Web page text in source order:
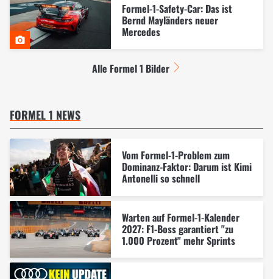
Formel-1-Safety-Car: Das ist
Bernd Mayländers neuer
Mercedes
Alle Formel 1 Bilder
FORMEL 1 NEWS
Vom Formel-1-Problem zum
Dominanz-Faktor: Darum ist Kimi
Antonelli so schnell
Warten auf Formel-1-Kalender
2027: F1-Boss garantiert "zu
1.000 Prozent" mehr Sprints